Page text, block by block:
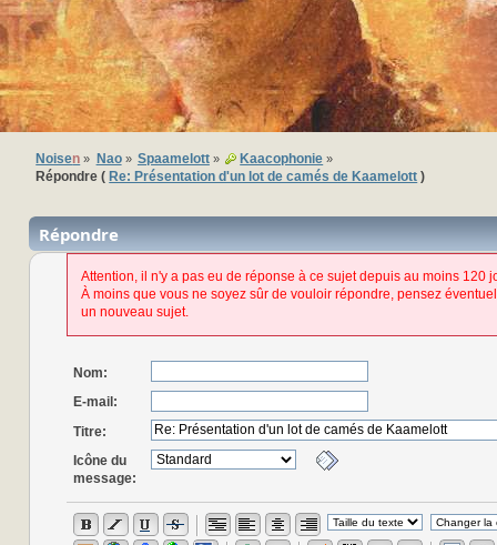
Noisen » Nao» Spaamelott» Kaacophonie »
Répondre ( Re: Présentation d'un lot de camés de Kaamelott )
Répondre
Attention, il n'y a pas eu de réponse à ce sujet depuis au moins 120
À moins que vous ne soyez sûr de vouloir répondre, pensez
un nouveau sujet.
Nom:
E-mail:
Titre:
Icône du
message: